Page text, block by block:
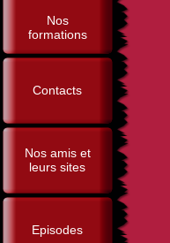
Nos
formations
Contacts
Nos amis et
leurs sites
Episodes